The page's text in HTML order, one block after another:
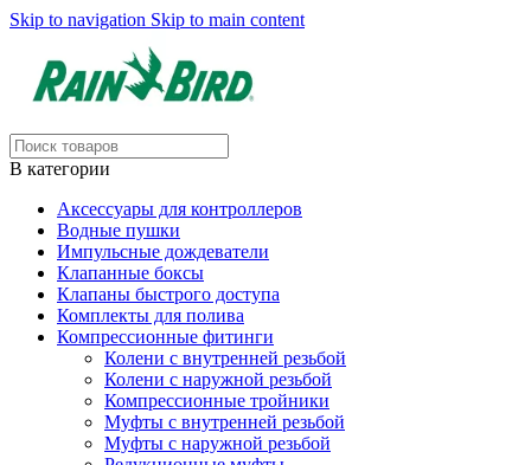
Skip to navigation Skip to main content
В категории
Аксессуары для контроллеров
Водные пушки
Импульсные дождеватели
Клапанные боксы
Клапаны быстрого доступа
Комплекты для полива
Компрессионные фитинги
Колени с внутренней резьбой
Колени с наружной резьбой
Компрессионные тройники
Муфты с внутренней резьбой
Муфты с наружной резьбой